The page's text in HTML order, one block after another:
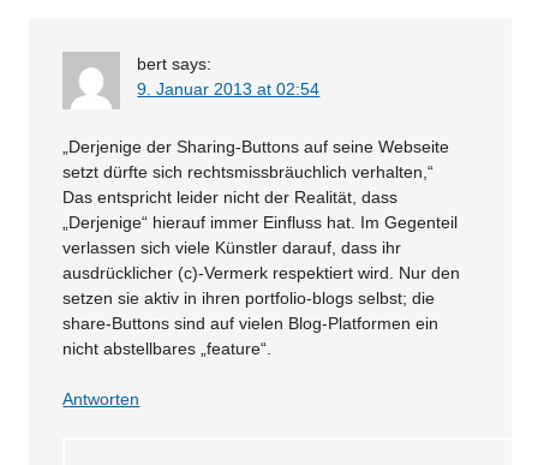
bert says:
9. Januar 2013 at 02:54
„Derjenige der Sharing-Buttons auf seine Webseite
setzt dürfte sich rechtsmissbräuchlich verhalten,“
Das entspricht leider nicht der Realität, dass
„Derjenige“ hierauf immer Einfluss hat. Im Gegenteil
verlassen sich viele Künstler darauf, dass ihr
ausdrücklicher (c)-Vermerk respektiert wird. Nur den
setzen sie aktiv in ihren portfolio-blogs selbst; die
share-Buttons sind auf vielen Blog-Platformen ein
nicht abstellbares „feature“.
Antworten